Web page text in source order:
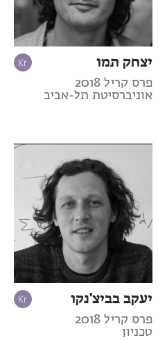
יצחק תמו
פרס קריל 2018
אוניברסיטת תל-אביב
יעקב בביצ'נקו
פרס קריל 2018
טכניון